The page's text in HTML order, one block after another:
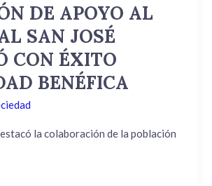
DE APOYO AL
SAN JOSÉ
CON ÉXITO
BENÉFICA
la colaboración de la población